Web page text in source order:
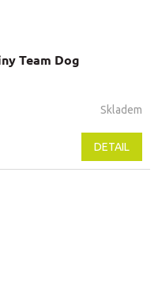
Team Dog
Skladem
DETAIL